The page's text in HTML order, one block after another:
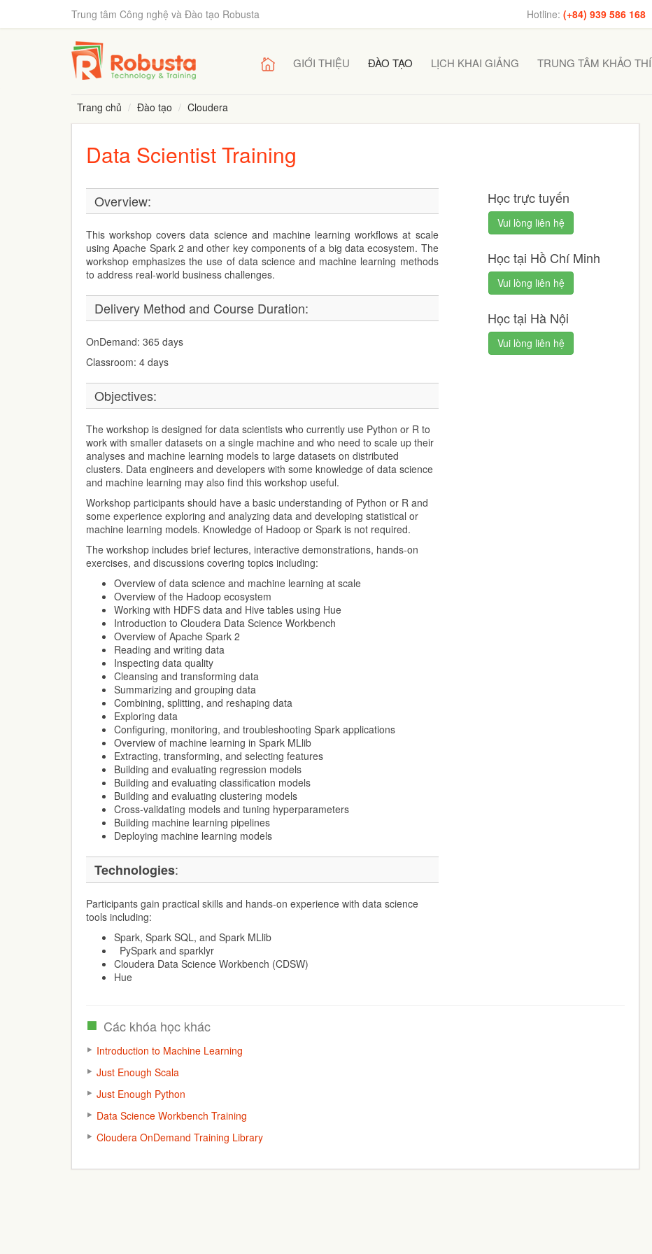
Trung tâm Công nghệ và Đào tạo Robusta Hotline: (+84) 939 586 168
GIỚI THIỆU ĐÀO TẠO LỊCH KHAI GIẢNG TRUNG TÂM KHẢO THÍ
Trang chủ Đào tạo Cloudera
Data Scientist Training
Overview:
This workshop covers data science and machine learning workflows at scale
using Apache Spark 2 and other key components of a big data ecosystem. The
workshop emphasizes the use of data science and machine learning methods
to address real-world business challenges.
Delivery Method and Course Duration:
OnDemand: 365 days
Classroom: 4 days
Objectives:
The workshop is designed for data scientists who currently use Python or R to
work with smaller datasets on a single machine and who need to scale up their
analyses and machine learning models to large datasets on distributed
clusters. Data engineers and developers with some knowledge of data science
and machine learning may also find this workshop useful.
Workshop participants should have a basic understanding of Python or R and
some experience exploring and analyzing data and developing statistical or
machine learning models. Knowledge of Hadoop or Spark is not required.
The workshop includes brief lectures, interactive demonstrations, hands-on
exercises, and discussions covering topics including:
Overview of data science and machine learning at scale
Overview of the Hadoop ecosystem
Working with HDFS data and Hive tables using Hue
Introduction to Cloudera Data Science Workbench
Overview of Apache Spark 2
Reading and writing data
Inspecting data quality
Cleansing and transforming data
Summarizing and grouping data
Combining, splitting, and reshaping data
Exploring data
Configuring, monitoring, and troubleshooting Spark applications
Overview of machine learning in Spark MLlib
Extracting, transforming, and selecting features
Building and evaluating regression models
Building and evaluating classification models
Building and evaluating clustering models
Cross-validating models and tuning hyperparameters
Building machine learning pipelines
Deploying machine learning models
Technologies:
Participants gain practical skills and hands-on experience with data science
tools including:
Spark, Spark SQL, and Spark MLlib
PySpark and sparklyr
Cloudera Data Science Workbench (CDSW)
Hue
Học trực tuyến
Vui lòng liên hệ
Học tại Hồ Chí Minh
Vui lòng liên hệ
Học tại Hà Nội
Vui lòng liên hệ
Các khóa học khác
Introduction to Machine Learning
Just Enough Scala
Just Enough Python
Data Science Workbench Training
Cloudera OnDemand Training Library